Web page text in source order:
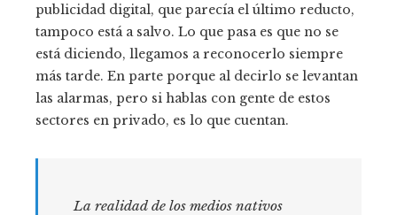
publicidad digital, que parecía el último reducto,
tampoco está a salvo. Lo que pasa es que no se
está diciendo, llegamos a reconocerlo siempre
más tarde. En parte porque al decirlo se levantan
las alarmas, pero si hablas con gente de estos
sectores en privado, es lo que cuentan.
La realidad de los medios nativos